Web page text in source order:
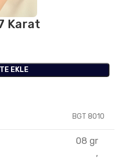
Karat
EKLE
BGT 8010
08 gr
,